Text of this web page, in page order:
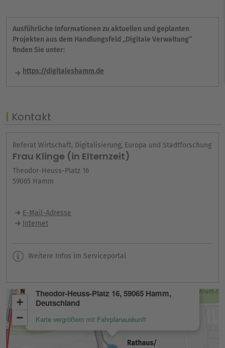
Ausführliche Informationen zu aktuellen und geplanten
Projekten aus dem Handlungsfeld „Digitale Verwaltung“
finden Sie unter:
https://digitaleshamm.de
Kontakt
Referat Wirtschaft, Digitalisierung, Europa und Stadtforschung
Frau Klinge (in Elternzeit)
Theodor-Heuss-Platz 16
59065 Hamm
E-Mail-Adresse
Internet
Weitere Infos im Serviceportal